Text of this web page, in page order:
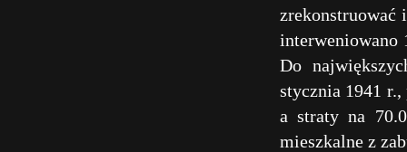
zrekonstruować
Do
stycznia 1941 r.,
a straty na
mieszkalne z